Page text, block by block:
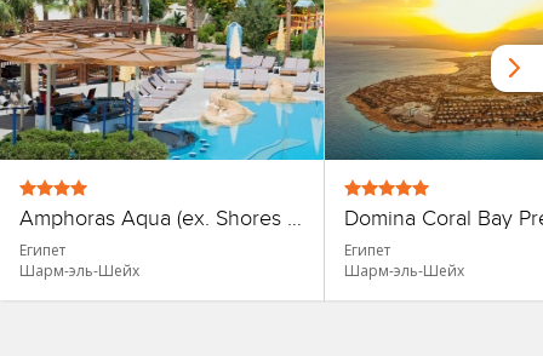
Amphoras Aqua (ex. Shores Golden)
Египет
Шарм-эль-Шейх
Египет
Шарм-эль-Шейх